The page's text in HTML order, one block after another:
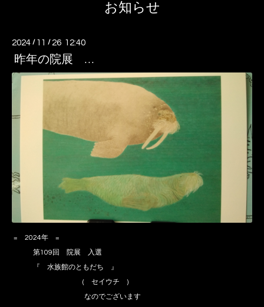
お知らせ
2024 / 11 / 26 12:40
昨年の院展 …
= 2024年 =
第109回 院展 入選
『 水族館のともだち 』
( セイウチ )
なのでございます